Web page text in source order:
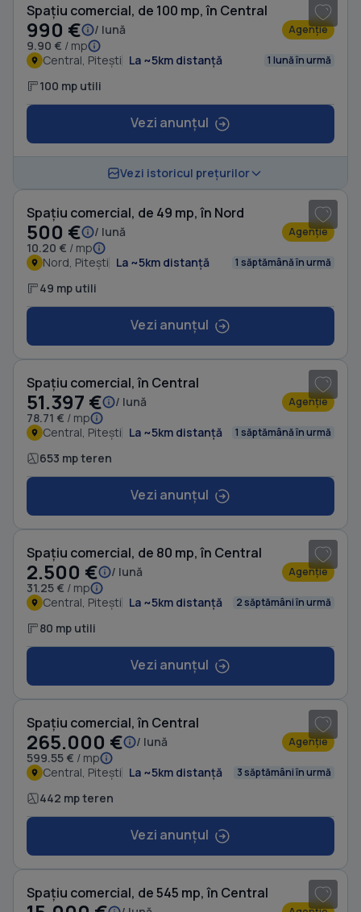
Spațiu comercial, de 100 mp, în Central
990 €
/ lună
9.90 € / mp
Agenție
Central, Pitești La ~5km distanță 1 lună în urmă
100 mp utili
Vezi anunțul
Vezi istoricul prețurilor
Spațiu comercial, de 49 mp, în Nord
500 €
/ lună
10.20 € / mp
Agenție
Nord, Pitești La ~5km distanță 1 săptămână în urmă
49 mp utili
Vezi anunțul
Spațiu comercial, în Central
51.397 €
/ lună
78.71 € / mp
Agenție
Central, Pitești La ~5km distanță 1 săptămână în urmă
653 mp teren
Vezi anunțul
Spațiu comercial, de 80 mp, în Central
2.500 €
/ lună
31.25 € / mp
Agenție
Central, Pitești La ~5km distanță 2 săptămâni în urmă
80 mp utili
Vezi anunțul
Spațiu comercial, în Central
265.000 €
/ lună
599.55 € / mp
Agenție
Central, Pitești La ~5km distanță 3 săptămâni în urmă
442 mp teren
Vezi anunțul
Spațiu comercial, de 545 mp, în Central